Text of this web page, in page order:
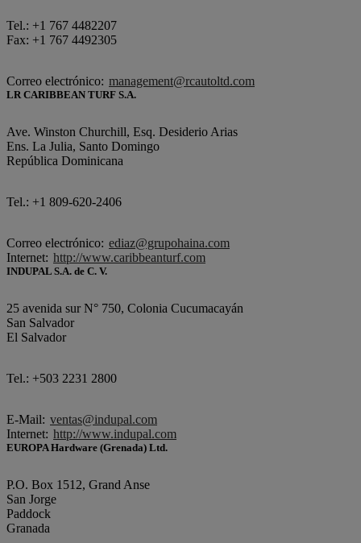
Tel.: +1 767 4482207
Fax: +1 767 4492305
Correo electrónico: management@rcautoltd.com
LR CARIBBEAN TURF S.A.
Ave. Winston Churchill, Esq. Desiderio Arias
Ens. La Julia, Santo Domingo
República Dominicana
Tel.: +1 809-620-2406
Correo electrónico: ediaz@grupohaina.com
Internet: http://www.caribbeanturf.com
INDUPAL S.A. de C. V.
25 avenida sur N° 750, Colonia Cucumacayán
San Salvador
El Salvador
Tel.: +503 2231 2800
E-Mail: ventas@indupal.com
Internet: http://www.indupal.com
EUROPA Hardware (Grenada) Ltd.
P.O. Box 1512, Grand Anse
San Jorge
Paddock
Granada